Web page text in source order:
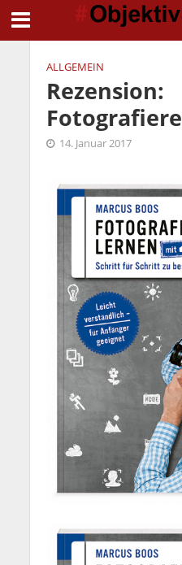
ALLGEMEIN
Rezension:
14. Januar 2017